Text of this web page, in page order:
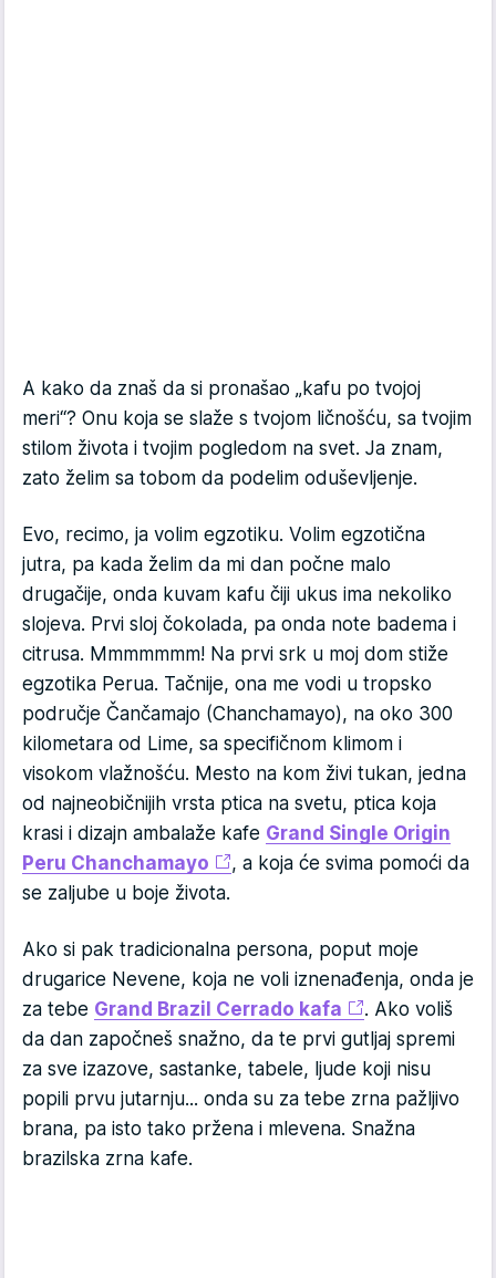
A kako da znaš da si pronašao „kafu po tvojoj
meri“? Onu koja se slaže s tvojom ličnošću, sa tvojim
stilom života i tvojim pogledom na svet. Ja znam,
zato želim sa tobom da podelim oduševljenje.
Evo, recimo, ja volim egzotiku. Volim egzotična
jutra, pa kada želim da mi dan počne malo
drugačije, onda kuvam kafu čiji ukus ima nekoliko
slojeva. Prvi sloj čokolada, pa onda note badema i
citrusa. Mmmmmmm! Na prvi srk u moj dom stiže
egzotika Perua. Tačnije, ona me vodi u tropsko
područje Čančamajo (Chanchamayo), na oko 300
kilometara od Lime, sa specifičnom klimom i
visokom vlažnošću. Mesto na kom živi tukan, jedna
od najneobičnijih vrsta ptica na svetu, ptica koja
krasi i dizajn ambalaže kafe Grand Single Origin
Peru Chanchamayo
, a koja će svima pomoći da
se zaljube u boje života.
Ako si pak tradicionalna persona, poput moje
drugarice Nevene, koja ne voli iznenađenja, onda je
za tebe Grand Brazil Cerrado kafa
. Ako voliš
da dan započneš snažno, da te prvi gutljaj spremi
za sve izazove, sastanke, tabele, ljude koji nisu
popili prvu jutarnju... onda su za tebe zrna pažljivo
brana, pa isto tako pržena i mlevena. Snažna
brazilska zrna kafe.